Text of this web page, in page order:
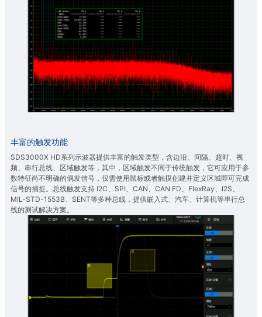
丰富的触发功能
SDS3000X HD系列示波器提供丰富的触发类型，含边沿、间隔、超时、视
频、串行总线、区域触发等，其中，区域触发不同于传统触发，它可应用于参
数特征尚不明确的偶发信号，仅需使用鼠标或者触摸创建并定义区域即可完成
信号的捕捉。总线触发支持 I2C、SPI、CAN、CAN FD、FlexRay、I2S、
MIL-STD-1553B、SENT等多种总线，提供嵌入式、汽车、计算机等串行总
线的测试解决方案。